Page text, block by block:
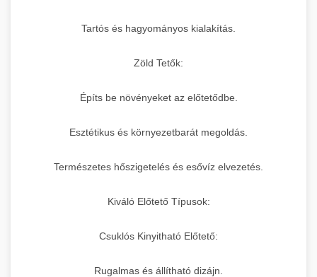
Tartós és hagyományos kialakítás.
Zöld Tetők:
Építs be növényeket az előtetődbe.
Esztétikus és környezetbarát megoldás.
Természetes hőszigetelés és esővíz elvezetés.
Kiváló Előtető Típusok:
Csuklós Kinyitható Előtető:
Rugalmas és állítható dizájn.